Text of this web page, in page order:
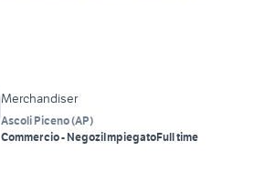
Merchandiser
Ascoli Piceno(AP)
Commercio - NegoziImpiegatoFull time